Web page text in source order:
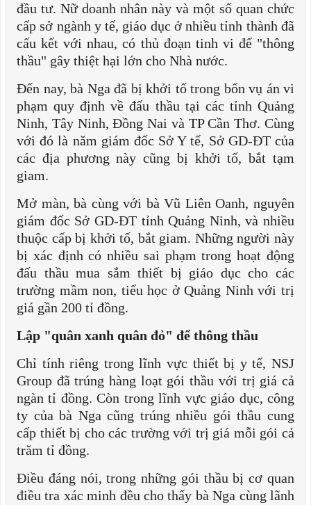
đầu tư. Nữ doanh nhân này và một số quan chức
cấp sở ngành y tế, giáo dục ở nhiều tỉnh thành đã
cấu kết với nhau, có thủ đoạn tinh vi để "thông
thầu" gây thiệt hại lớn cho Nhà nước.
Đến nay, bà Nga đã bị khởi tố trong bốn vụ án vi
phạm quy định về đấu thầu tại các tỉnh Quảng
Ninh, Tây Ninh, Đồng Nai và TP Cần Thơ. Cùng
với đó là năm giám đốc Sở Y tế, Sở GD-ĐT của
các địa phương này cũng bị khởi tố, bắt tạm
giam.
Mở màn, bà cùng với bà Vũ Liên Oanh, nguyên
giám đốc Sở GD-ĐT tỉnh Quảng Ninh, và nhiều
thuộc cấp bị khởi tố, bắt giam. Những người này
bị xác định có nhiều sai phạm trong hoạt động
đấu thầu mua sắm thiết bị giáo dục cho các
trường mầm non, tiểu học ở Quảng Ninh với trị
giá gần 200 tỉ đồng.
Lập "quân xanh quân đỏ" để thông thầu
Chỉ tính riêng trong lĩnh vực thiết bị y tế, NSJ
Group đã trúng hàng loạt gói thầu với trị giá cả
ngàn tỉ đồng. Còn trong lĩnh vực giáo dục, công
ty của bà Nga cũng trúng nhiều gói thầu cung
cấp thiết bị cho các trường với trị giá mỗi gói cả
trăm tỉ đồng.
Điều đáng nói, trong những gói thầu bị cơ quan
điều tra xác minh đều cho thấy bà Nga cùng lãnh